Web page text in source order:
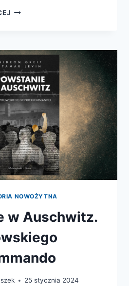
HIMMLER.
WSZYSTKO
NOWOŻYTNA
w Auschwitz.
25 stycznia 2024